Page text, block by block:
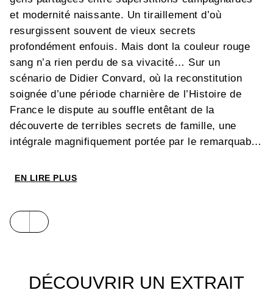
et modernité naissante. Un tiraillement d’où
resurgissent souvent de vieux secrets
profondément enfouis. Mais dont la couleur rouge
sang n’a rien perdu de sa vivacité… Sur un
scénario de Didier Convard, où la reconstitution
soignée d’une période charnière de l’Histoire de
France le dispute au souffle entêtant de la
découverte de terribles secrets de famille, une
intégrale magnifiquement portée par le remarquable
Malefosse).
EN LIRE PLUS
DÉCOUVRIR UN EXTRAIT